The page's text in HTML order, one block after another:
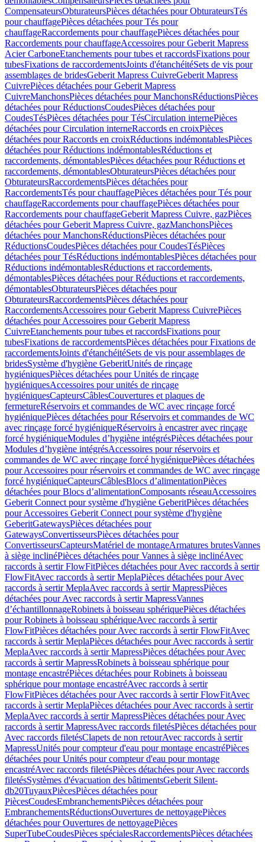
CompensateursObturateursPièces détachées pour ObturateursTés
pour chauffagePièces détachées pour Tés pour
chauffageRaccordements pour chauffagePièces détachées pour
Raccordements pour chauffageAccessoires pour Geberit Mapress
Acier CarboneEtanchements pour tubes et raccordsFixations pour
tubesFixations de raccordementsJoints d'étanchéitéSets de vis pour
assemblages de bridesGeberit Mapress CuivreGeberit Mapress
CuivrePièces détachées pour Geberit Mapress
CuivreManchonsPièces détachées pour ManchonsRéductionsPièces
détachées pour RéductionsCoudesPièces détachées pour
CoudesTésPièces détachées pour TésCirculation internePièces
détachées pour Circulation interneRaccords en croixPièces
détachées pour Raccords en croixRéductions indémontablesPièces
détachées pour Réductions indémontablesRéductions et
raccordements, démontablesPièces détachées pour Réductions et
raccordements, démontablesObturateursPièces détachées pour
ObturateursRaccordementsPièces détachées pour
RaccordementsTés pour chauffagePièces détachées pour Tés pour
chauffageRaccordements pour chauffagePièces détachées pour
Raccordements pour chauffageGeberit Mapress Cuivre, gazPièces
détachées pour Geberit Mapress Cuivre, gazManchonsPièces
détachées pour ManchonsRéductionsPièces détachées pour
RéductionsCoudesPièces détachées pour CoudesTésPièces
détachées pour TésRéductions indémontablesPièces détachées pour
Réductions indémontablesRéductions et raccordements,
démontablesPièces détachées pour Réductions et raccordements,
démontablesObturateursPièces détachées pour
ObturateursRaccordementsPièces détachées pour
RaccordementsAccessoires pour Geberit Mapress CuivrePièces
détachées pour Accessoires pour Geberit Mapress
CuivreEtanchements pour tubes et raccordsFixations pour
tubesFixations de raccordementsPièces détachées pour Fixations de
raccordementsJoints d'étanchéitéSets de vis pour assemblages de
bridesSystème d'hygiène GeberitUnités de rinçage
hygiéniquesPièces détachées pour Unités de rinçage
hygiéniquesAccessoires pour unités de rinçage
hygiéniquesCapteursCâblesCouvertures et plaques de
fermetureRéservoirs et commandes de WC avec rinçage forcé
hygiéniquePièces détachées pour Réservoirs et commandes de WC
avec rinçage forcé hygiéniqueRéservoirs à encastrer avec rinçage
forcé hygiéniqueModules d’hygiène intégrésPièces détachées pour
Modules d’hygiène intégrésAccessoires pour réservoirs et
commandes de WC avec rinçage forcé hygiéniquePièces détachées
pour Accessoires pour réservoirs et commandes de WC avec rinçage
forcé hygiéniqueCapteursCâblesBlocs d’alimentationPièces
détachées pour Blocs d’alimentationComposants réseauAccessoires
Geberit Connect pour système d'hygiène GeberitPièces détachées
pour Accessoires Geberit Connect pour système d'hygiène
GeberitGatewaysPièces détachées pour
GatewaysConvertisseursPièces détachées pour
ConvertisseursCapteursMatériel de montageArmatures brutesVannes
à siège inclinéPièces détachées pour Vannes à siège inclinéAvec
raccords à sertir FlowFitPièces détachées pour Avec raccords à sertir
FlowFitAvec raccords à sertir MeplaPièces détachées pour Avec
raccords à sertir MeplaAvec raccords à sertir MapressPièces
détachées pour Avec raccords à sertir MapressVannes
d’échantillonnageRobinets à boisseau sphériquePièces détachées
pour Robinets à boisseau sphériqueAvec raccords à sertir
FlowFitPièces détachées pour Avec raccords à sertir FlowFitAvec
raccords à sertir MeplaPièces détachées pour Avec raccords à sertir
MeplaAvec raccords à sertir MapressPièces détachées pour Avec
raccords à sertir MapressRobinets à boisseau sphérique pour
montage encastréPièces détachées pour Robinets à boisseau
sphérique pour montage encastréAvec raccords à sertir
FlowFitPièces détachées pour Avec raccords à sertir FlowFitAvec
raccords à sertir MeplaPièces détachées pour Avec raccords à sertir
MeplaAvec raccords à sertir MapressPièces détachées pour Avec
raccords à sertir MapressAvec raccords filetésPièces détachées pour
Avec raccords filetésClapets de non retourAvec raccords à sertir
MapressUnités pour compteur d'eau pour montage encastréPièces
détachées pour Unités pour compteur d'eau pour montage
encastréAvec raccords filetésPièces détachées pour Avec raccords
filetésSystèmes d'évacuation des bâtimentsGeberit Silent-
db20TuyauxPiècesPièces détachées pour
PiècesCoudesEmbranchementsPièces détachées pour
EmbranchementsRéductionsOuvertures de nettoyagePièces
détachées pour Ouvertures de nettoyagePièces
SuperTubeCoudesPièces spécialesRaccordementsPièces détachées